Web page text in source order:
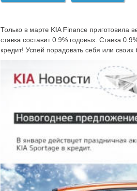
Только в марте KIA Finance приготовила
ставка составит 0.9% годовых. Ставка
кредит! Успей порадовать себя или своих